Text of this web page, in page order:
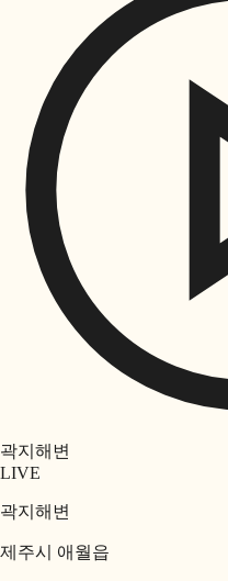
곽지해변
LIVE
곽지해변
제주시 애월읍